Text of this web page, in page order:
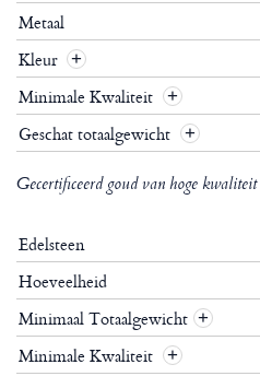
Metaal
Kleur
Minimale Kwaliteit
Geschat totaalgewicht
Gecertificeerd goud van hoge kwaliteit
Edelsteen
Hoeveelheid
Minimaal Totaalgewicht +
Minimale Kwaliteit
+